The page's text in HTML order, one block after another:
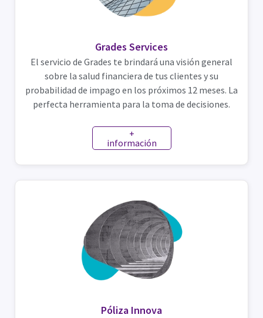
Grades Services
El servicio de Grades te brindará una visión general
sobre la salud financiera de tus clientes y su
probabilidad de impago en los próximos 12 meses. La
perfecta herramienta para la toma de decisiones.
+
información
Póliza Innova